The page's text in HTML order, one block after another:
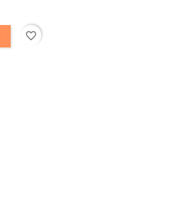
favorite_border